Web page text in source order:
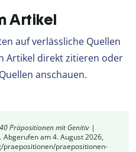
Artikel
auf verlässliche Quellen
Artikel direkt zitieren oder
anschauen.
40 Präpositionen mit Genitiv |
Abgerufen am 4. August 2026,
praepositionen-